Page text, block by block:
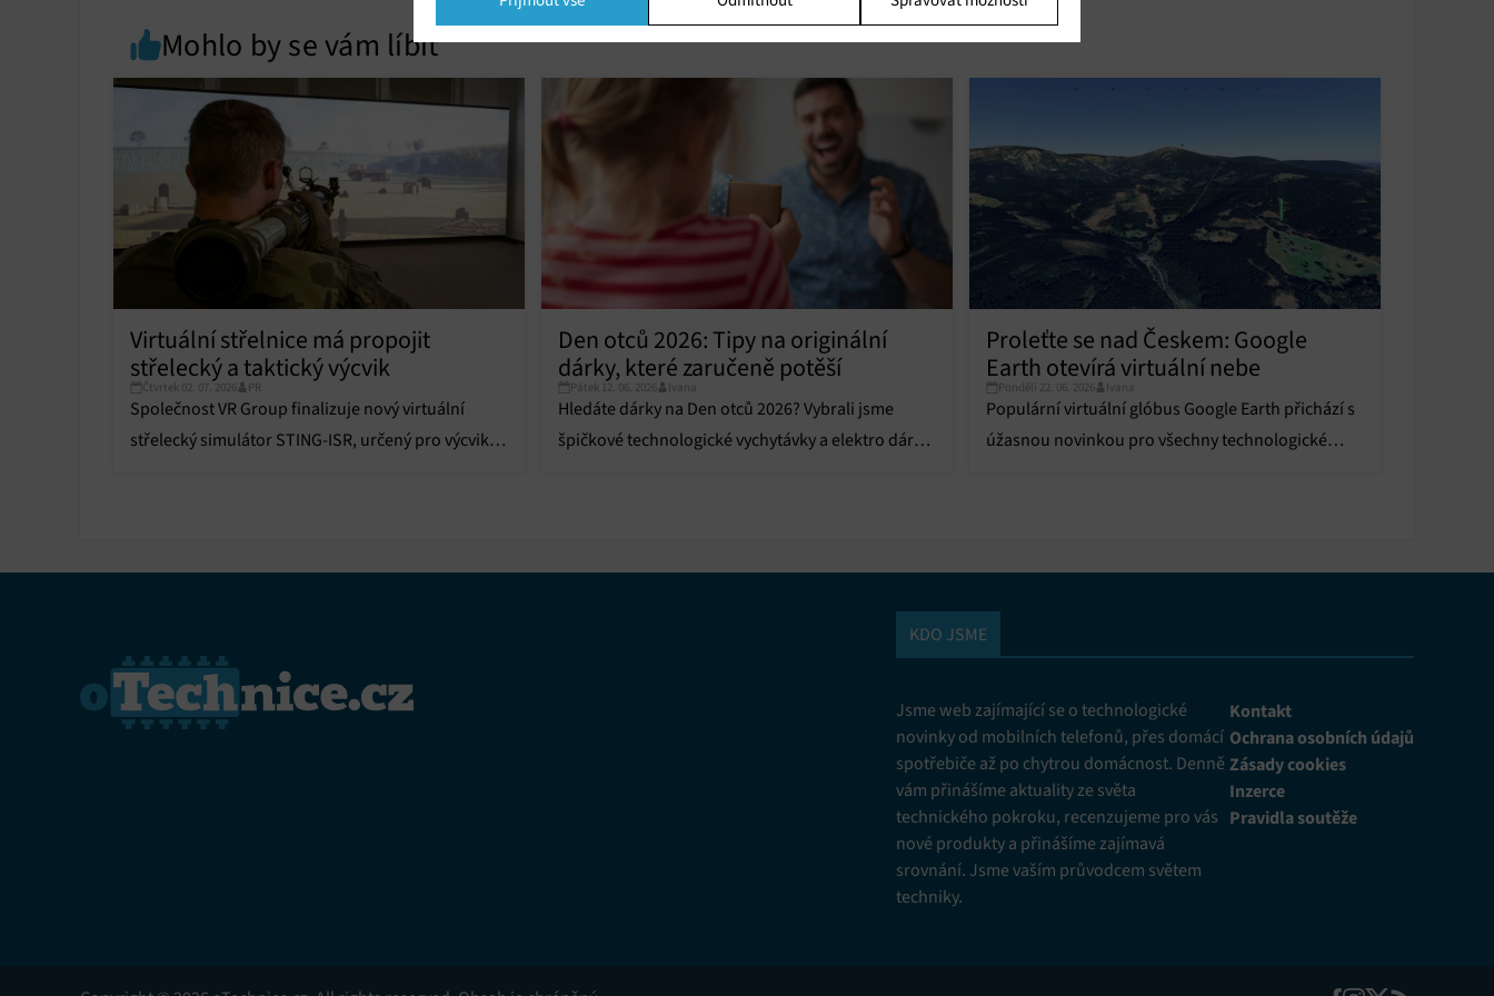
Marketing
reklam, Vytváření profilů pro personalizovanou reklamu, Používání profilů k výběru
personalizované reklamy, Vytváření profilů pro personalizovaný obsah, Používání
profilů pro výběr personalizovaného obsahu, Použití omezených údajů k výběru
Vždy aktivní
Přiřazování a kombinování údajů z jiných zdrojů údajů, Propojení různých
zařízení, Identifikace zařízení na základě automaticky přenášených informací.
Zajištění bezpečnosti, předcházení a zjišťování podvodů a odstraňování chyb,
Poskytování a zobrazování reklamy a obsahu, Ukládání a sdělování voleb
ochrany osobních údajů.
Vždy aktivní
Mohlo by se vám líbit
Virtuální střelnice má propojit
střelecký a taktický výcvik
Čtvrtek 02. 07. 2026 PR
Společnost VR Group finalizuje nový virtuální
střelecký simulátor STING-ISR, určený pro výcvik
Den otců 2026: Tipy na originální
dárky, které zaručeně potěší
Pátek 12. 06. 2026 Ivana
Hledáte dárky na Den otců 2026? Vybrali jsme
špičkové technologické vychytávky a elektro dárky,
Proleťte se nad Českem: Google
Earth otevírá virtuální nebe
Pondělí 22. 06. 2026 Ivana
Populární virtuální glóbus Google Earth přichází s
úžasnou novinkou pro všechny technologické
KDO JSME
Jsme web zajímající se o technologické
novinky od mobilních telefonů, přes domácí
spotřebiče až po chytrou domácnost. Denně
vám přinášíme aktuality ze světa
technického pokroku, recenzujeme pro vás
nové produkty a přinášíme zajímavá
srovnání. Jsme vaším průvodcem světem
techniky.
Kontakt
Ochrana osobních údajů
Zásady cookies
Inzerce
Pravidla soutěže